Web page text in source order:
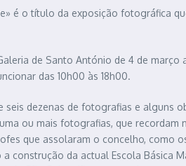
é o título da exposição fotográfica
de Santo António de 4 de março
das 10h00 às 18h00.
seis dezenas de fotografias e
ou mais fotografias, que
que assolaram o concelho, como
construção da actual Escola Básica